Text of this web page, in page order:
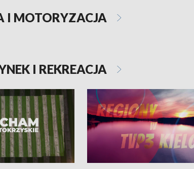
I MOTORYZACJA
I REKREACJA